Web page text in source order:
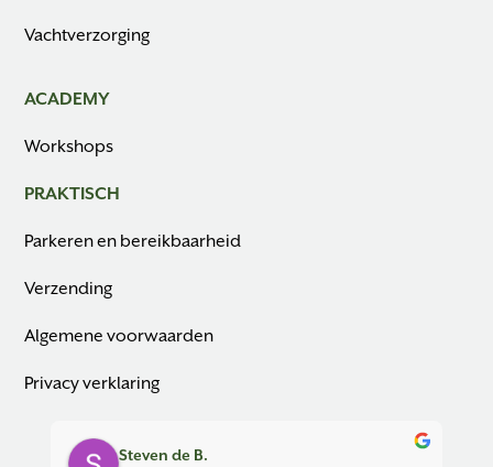
Vachtverzorging
ACADEMY
Workshops
PRAKTISCH
Parkeren en bereikbaarheid
Verzending
Algemene voorwaarden
Privacy verklaring
Steven de B.